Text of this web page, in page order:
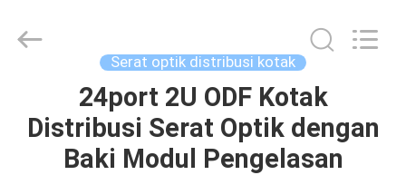
RUMAH
PRODUK
Tech.
Serat optik distribusi kotak
24port 2U ODF Kotak
Distribusi Serat Optik dengan
Baki Modul Pengelasan